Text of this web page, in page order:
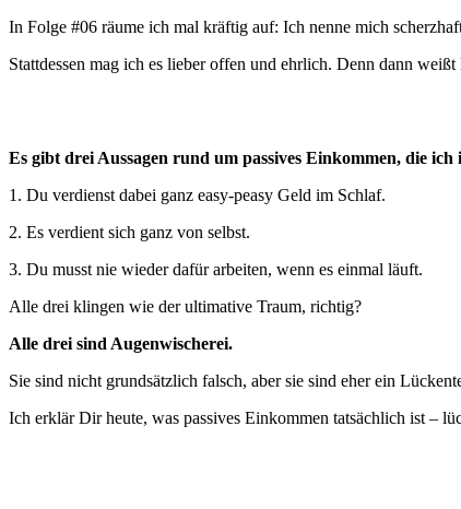
In Folge #06 räume ich mal kräftig auf: Ich nenne mich
Stattdessen mag ich es lieber offen und ehrlich. Denn dann
Es gibt drei Aussagen rund um passives Einkommen, die
1. Du verdienst dabei ganz easy-peasy Geld im Schlaf.
2. Es verdient sich ganz von selbst.
3. Du musst nie wieder dafür arbeiten, wenn es einmal läuft.
Alle drei klingen wie der ultimative Traum, richtig?
Alle drei sind Augenwischerei.
Sie sind nicht grundsätzlich falsch, aber sie sind eher ein
Ich erklär Dir heute, was passives Einkommen tatsächlich ist –